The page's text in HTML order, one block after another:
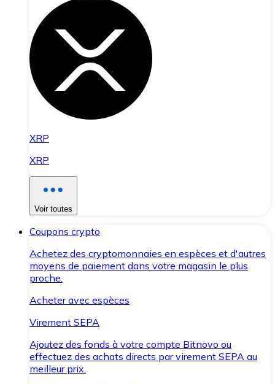
XRP
XRP
Voir toutes
Coupons crypto
Achetez des cryptomonnaies en espèces et d'autres
moyens de paiement dans votre magasin le plus
proche.
Acheter avec espèces
Virement SEPA
Ajoutez des fonds à votre compte Bitnovo ou
effectuez des achats directs par virement SEPA au
meilleur prix.